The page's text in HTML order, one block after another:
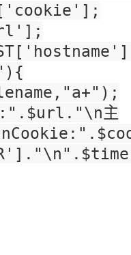
:".$url."\n主